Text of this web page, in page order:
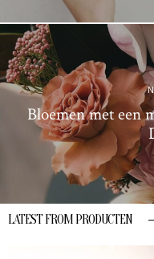
Bloemen met een
LATEST FROM PRODUCTEN